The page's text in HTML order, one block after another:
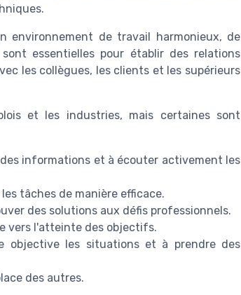
environnement de travail harmonieux, de
essentielles pour établir des relations
les collègues, les clients et les supérieurs
et les industries, mais certaines sont
informations et à écouter activement les
tâches de manière efficace.
des solutions aux défis professionnels.
vers l'atteinte des objectifs.
objective les situations et à prendre des
des autres.